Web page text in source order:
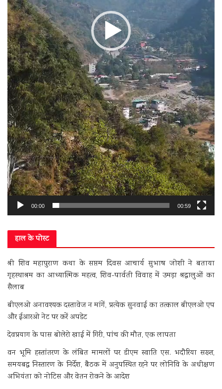
00:00 00:59
हाल के पोस्ट
श्री शिव महापुराण कथा के सप्तम दिवस आचार्य सुभाष जोशी ने बताया
गृहस्थाश्रम का आध्यात्मिक महत्व, शिव-पार्वती विवाह में उमड़ा श्रद्धालुओं का
सैलाब
बीएलओ अनावश्यक दस्तावेज न मांगें, प्रत्येक सुनवाई का तत्काल बीएलओ एप
और ईआरओ नेट पर करें अपडेट
देवप्रयाग के पास बोलेरो खाई में गिरी, पांच की मौत, एक लापता
वन भूमि हस्तांतरण के लंबित मामलों पर डीएम स्वाति एस. भदौरिया सख्त,
समयबद्ध निस्तारण के निर्देश, बैठक में अनुपस्थित रहने पर लोनिवि के अधीक्षण
अभियंता को नोटिस और वेतन रोकने के आदेश